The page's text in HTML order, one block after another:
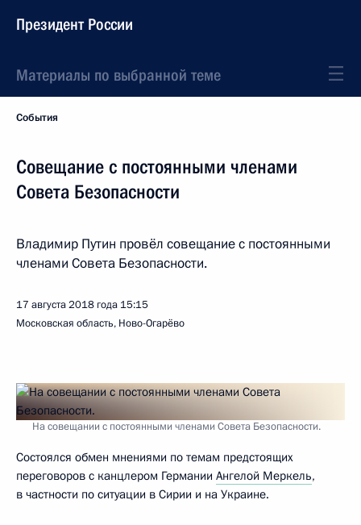
Президент России
Материалы по выбранной теме
События
Совещание с постоянными членами
Совета Безопасности
Владимир Путин провёл совещание с постоянными
членами Совета Безопасности.
17 августа 2018 года 15:15
Московская область, Ново-Огарёво
На совещании с постоянными членами Совета Безопасности.
Состоялся обмен мнениями по темам предстоящих
переговоров с канцлером Германии Ангелой Меркель,
в частности по ситуации в Сирии и на Украине.